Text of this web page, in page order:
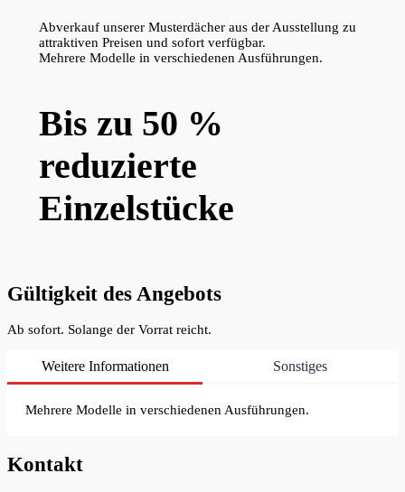
Abverkauf unserer Musterdächer aus der Ausstellung zu
attraktiven Preisen und sofort verfügbar.
Mehrere Modelle in verschiedenen Ausführungen.
Bis zu 50 %
reduzierte
Einzelstücke
Gültigkeit des Angebots
Ab sofort. Solange der Vorrat reicht.
Weitere Informationen Sonstiges
Mehrere Modelle in verschiedenen Ausführungen.
Kontakt